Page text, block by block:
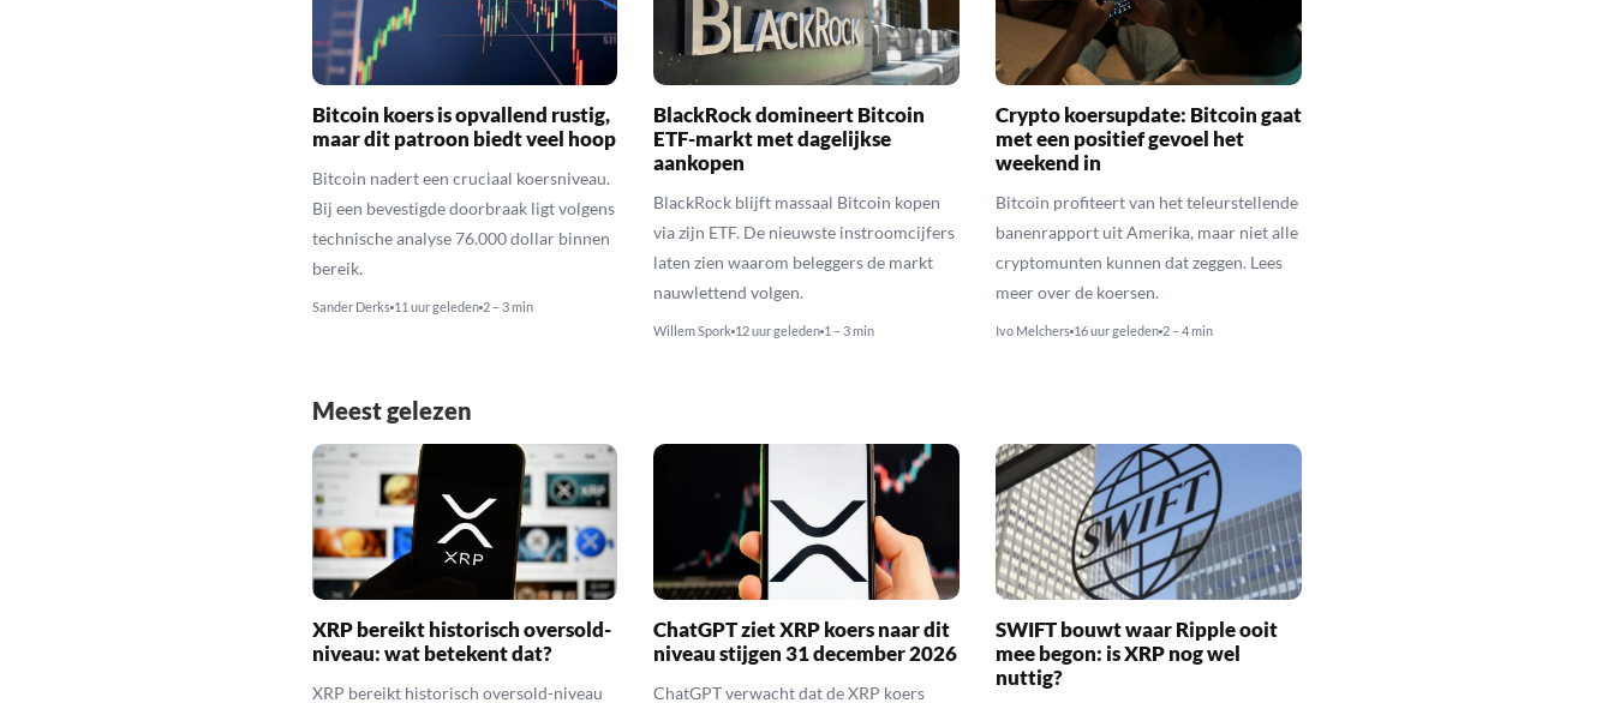
Bitcoin koers is opvallend rustig,
maar dit patroon biedt veel hoop
Bitcoin nadert een cruciaal koersniveau.
Bij een bevestigde doorbraak ligt volgens
technische analyse 76.000 dollar binnen
bereik.
Sander Derks 11 uur geleden 2 – 3 min
BlackRock domineert Bitcoin
ETF-markt met dagelijkse
aankopen
BlackRock blijft massaal Bitcoin kopen
via zijn ETF. De nieuwste instroomcijfers
laten zien waarom beleggers de markt
nauwlettend volgen.
Willem Spork 12 uur geleden 1 – 3 min
Crypto koersupdate: Bitcoin gaat
met een positief gevoel het
weekend in
Bitcoin profiteert van het teleurstellende
banenrapport uit Amerika, maar niet alle
cryptomunten kunnen dat zeggen. Lees
meer over de koersen.
Ivo Melchers 16 uur geleden 2 – 4 min
Meest gelezen
XRP bereikt historisch oversold-
niveau: wat betekent dat?
XRP bereikt historisch oversold-niveau
ChatGPT ziet XRP koers naar dit
niveau stijgen 31 december 2026
ChatGPT verwacht dat de XRP koers
SWIFT bouwt waar Ripple ooit
mee begon: is XRP nog wel
nuttig?